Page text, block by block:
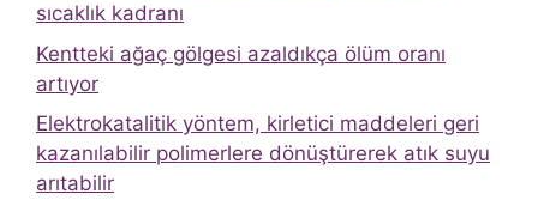
sıcaklık kadranı
Kentteki ağaç gölgesi azaldıkça ölüm oranı
artıyor
Elektrokatalitik yöntem, kirletici maddeleri geri
kazanılabilir polimerlere dönüştürerek atık suyu
arıtabilir